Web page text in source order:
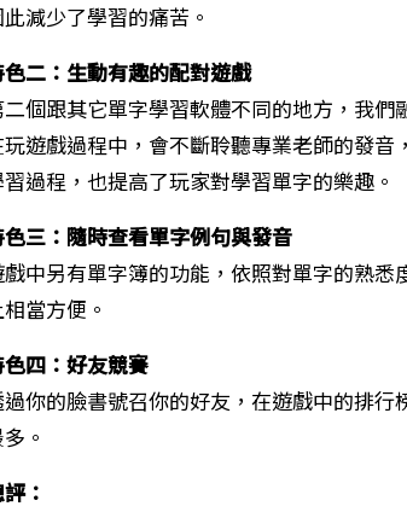
減少了學習的痛苦。
二：生動有趣的配對遊戲
二個跟其它單字學習軟體不同的地方，我們
遊戲過程中，會不斷聆聽專業老師的發
過程，也提高了玩家對學習單字的樂趣。
三：隨時查看單字例句與發音
戲中另有單字簿的功能，依照對單字的熟
當方便。
四：好友競賽
過你的臉書號召你的好友，在遊戲中的排
。
：